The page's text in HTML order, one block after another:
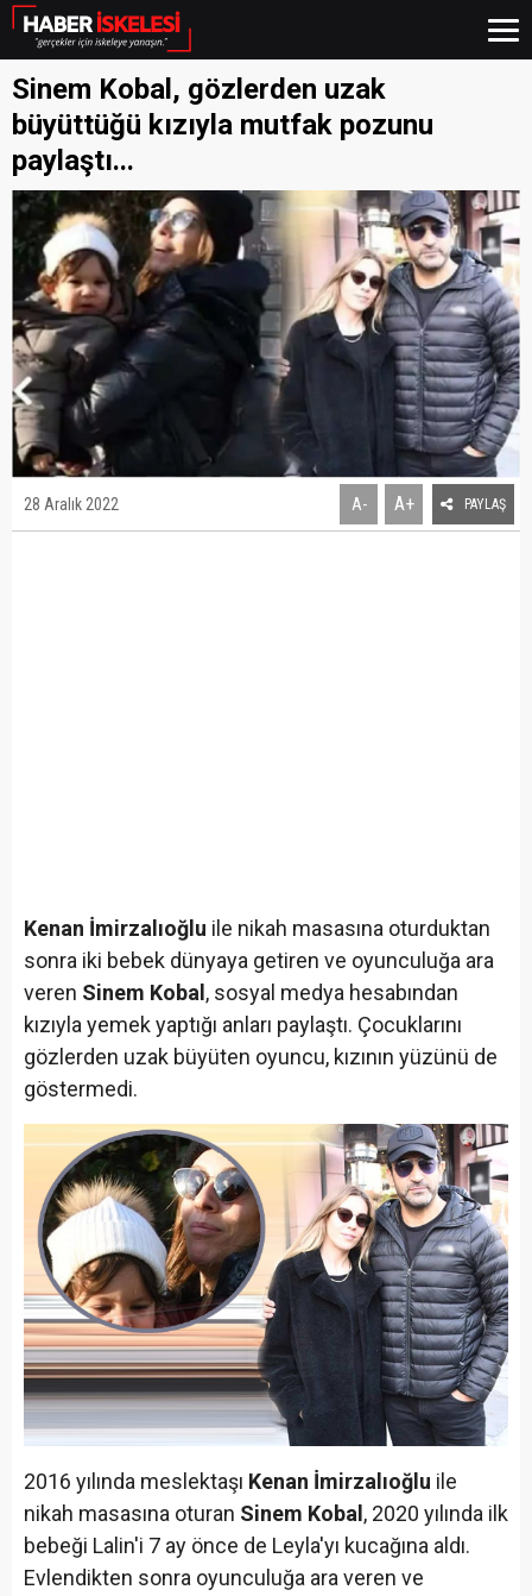
Sinem Kobal, gözlerden uzak
büyüttüğü kızıyla mutfak pozunu
paylaştı...
28 Aralık 2022 A- A+ PAYLAŞ
Kenan İmirzalıoğlu ile nikah masasına oturduktan
sonra iki bebek dünyaya getiren ve oyunculuğa ara
veren Sinem Kobal , sosyal medya hesabından
kızıyla yemek yaptığı anları paylaştı. Çocuklarını
gözlerden uzak büyüten oyuncu, kızının yüzünü de
göstermedi.
2016 yılında meslektaşı Kenan İmirzalıoğlu ile
nikah masasına oturan Sinem Kobal , 2020 yılında ilk
bebeği Lalin'i 7 ay önce de Leyla'yı kucağına aldı.
Evlendikten sonra oyunculuğa ara veren ve